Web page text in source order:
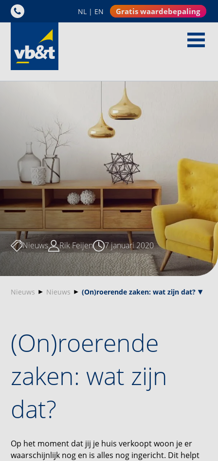
NL | EN Gratis waardebepaling
Nieuws Rik Feijen 7 januari 2020
Nieuws Nieuws (On)roerende zaken: wat zijn dat?
(On)roerende
zaken: wat zijn
dat?
Op het moment dat jij je huis verkoopt woon je er
waarschijnlijk nog en is alles nog ingericht. Dit helpt